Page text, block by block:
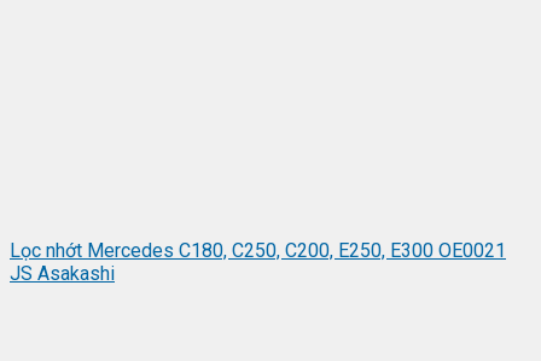
Lọc nhớt Mercedes C180, C250, C200, E250, E300 OE0021
JS Asakashi